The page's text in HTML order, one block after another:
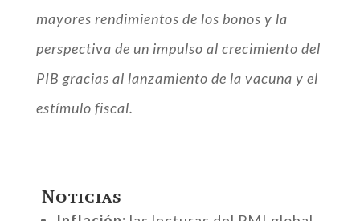
mayores rendimientos de los bonos y la
perspectiva de un impulso al crecimiento del
PIB gracias al lanzamiento de la vacuna y el
estímulo fiscal.
Noticias